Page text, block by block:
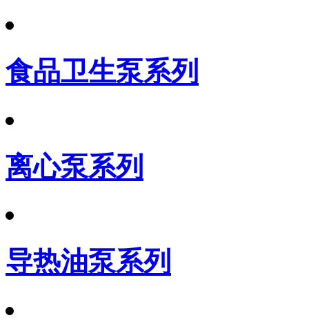
食品卫生泵系列
离心泵系列
导热油泵系列